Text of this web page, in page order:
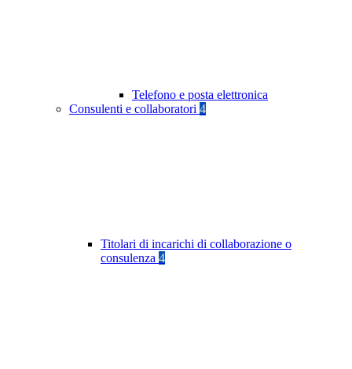
Telefono e posta elettronica
Consulenti e collaboratori 4
Titolari di incarichi di collaborazione o
consulenza 4